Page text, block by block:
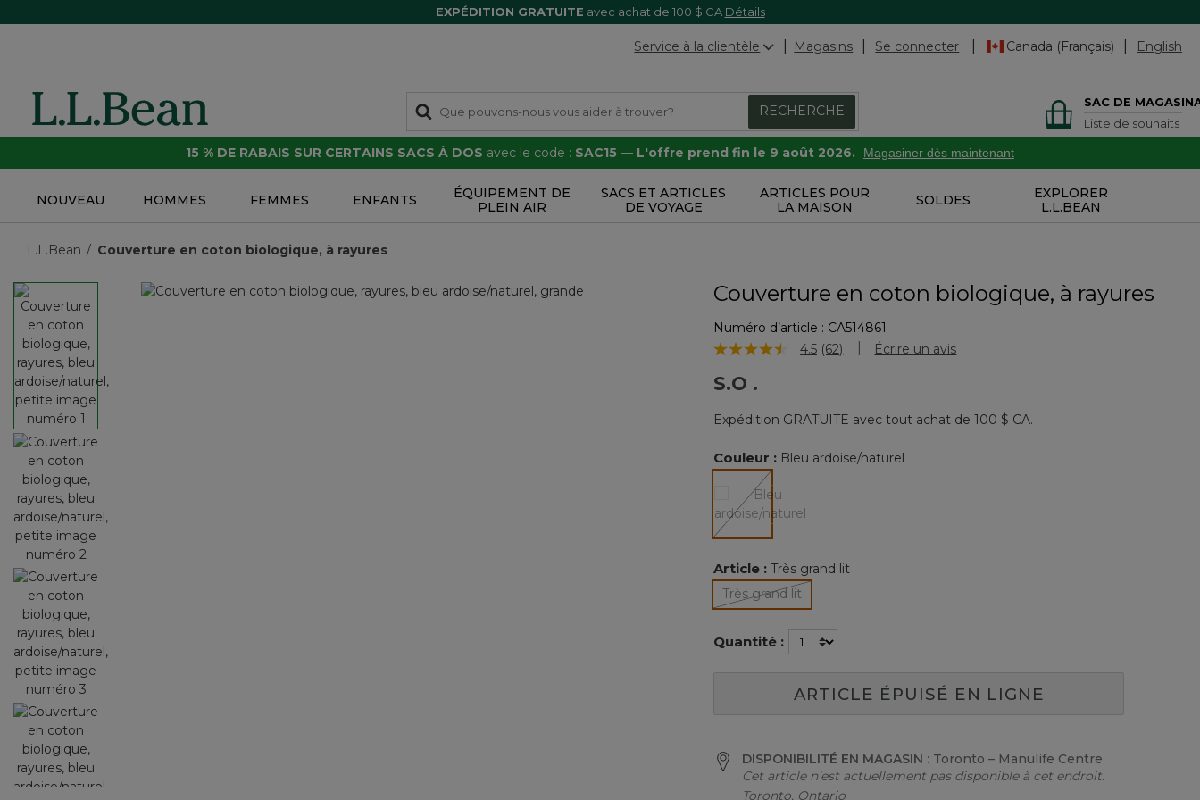
EXPÉDITION GRATUITE avec achat de 100 $ CA Détails
Service à la clientèle Magasins Se connecter Canada (Français) English
RECHERCHE
SAC DE
Liste de souhaits
15 % DE RABAIS SUR CERTAINS SACS À DOS avec le code : SAC15 — L'offre prend fin le 9 août 2026. Magasiner dès maintenant
NOUVEAU HOMMES FEMMES ENFANTS
ÉQUIPEMENT DE
PLEIN AIR
SACS ET ARTICLES
DE VOYAGE
ARTICLES POUR
LA MAISON
SOLDES
EXPLORER
L.L.BEAN
L.L.Bean Couverture en coton biologique, à rayures
Couverture en coton biologique, à rayures
Numéro d’article : CA514861
4,9 sur 5 Évaluation des clients
4.5 Lire
Lien
vers
même
page.
(62) Écrire un avis
S.O .
Expédition GRATUITE avec tout achat de 100 $ CA.
Couleur : Bleu ardoise/naturel
Article : Très grand lit
Très grand lit
Quantité :
ARTICLE ÉPUISÉ EN LIGNE
DISPONIBILITÉ EN MAGASIN : Toronto – Manulife Centre
Cet article n’est actuellement pas disponible à cet endroit.
Toronto, Ontario